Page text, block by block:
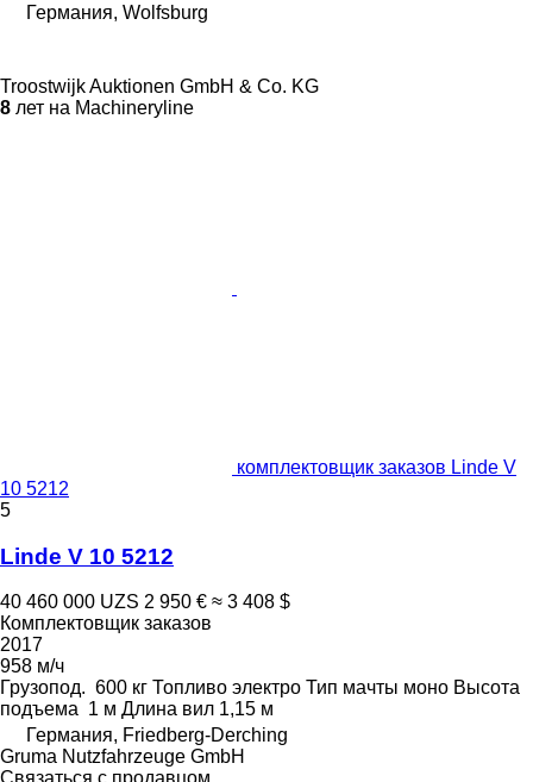
Германия, Wolfsburg
Troostwijk Auktionen GmbH & Co. KG
8 лет на Machineryline
комплектовщик заказов Linde V
10 5212
5
Linde V 10 5212
40 460 000 UZS 2 950 € ≈ 3 408 $
Комплектовщик заказов
2017
958 м/ч
Грузопод. 600 кг Топливо электро Тип мачты моно Высота
подъема 1 м Длина вил 1,15 м
Германия, Friedberg-Derching
Gruma Nutzfahrzeuge GmbH